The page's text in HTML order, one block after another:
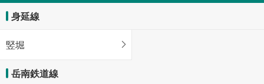
身延線
竪堀
岳南鉄道線